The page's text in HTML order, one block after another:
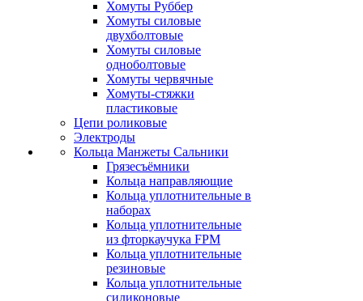
Хомуты Руббер
Хомуты силовые
двухболтовые
Хомуты силовые
одноболтовые
Хомуты червячные
Хомуты-стяжки
пластиковые
Цепи роликовые
Электроды
Кольца Манжеты Сальники
Грязесъёмники
Кольца направляющие
Кольца уплотнительные в
наборах
Кольца уплотнительные
из фторкаучука FPM
Кольца уплотнительные
резиновые
Кольца уплотнительные
силиконовые